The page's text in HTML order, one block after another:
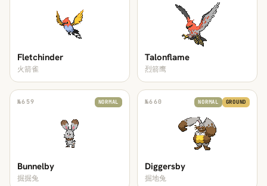
Fletchinder
火箭雀
Talonflame
烈箭鹰
№659 NORMAL
Bunnelby
掘掘兔
№660 NORMAL GROUND
Diggersby
掘地兔